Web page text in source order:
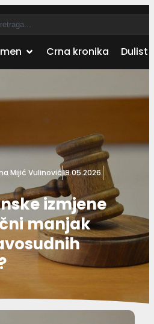
Crna kronika Dulist
Mijić Vulinović19.05.2026.
izmjene
manjak